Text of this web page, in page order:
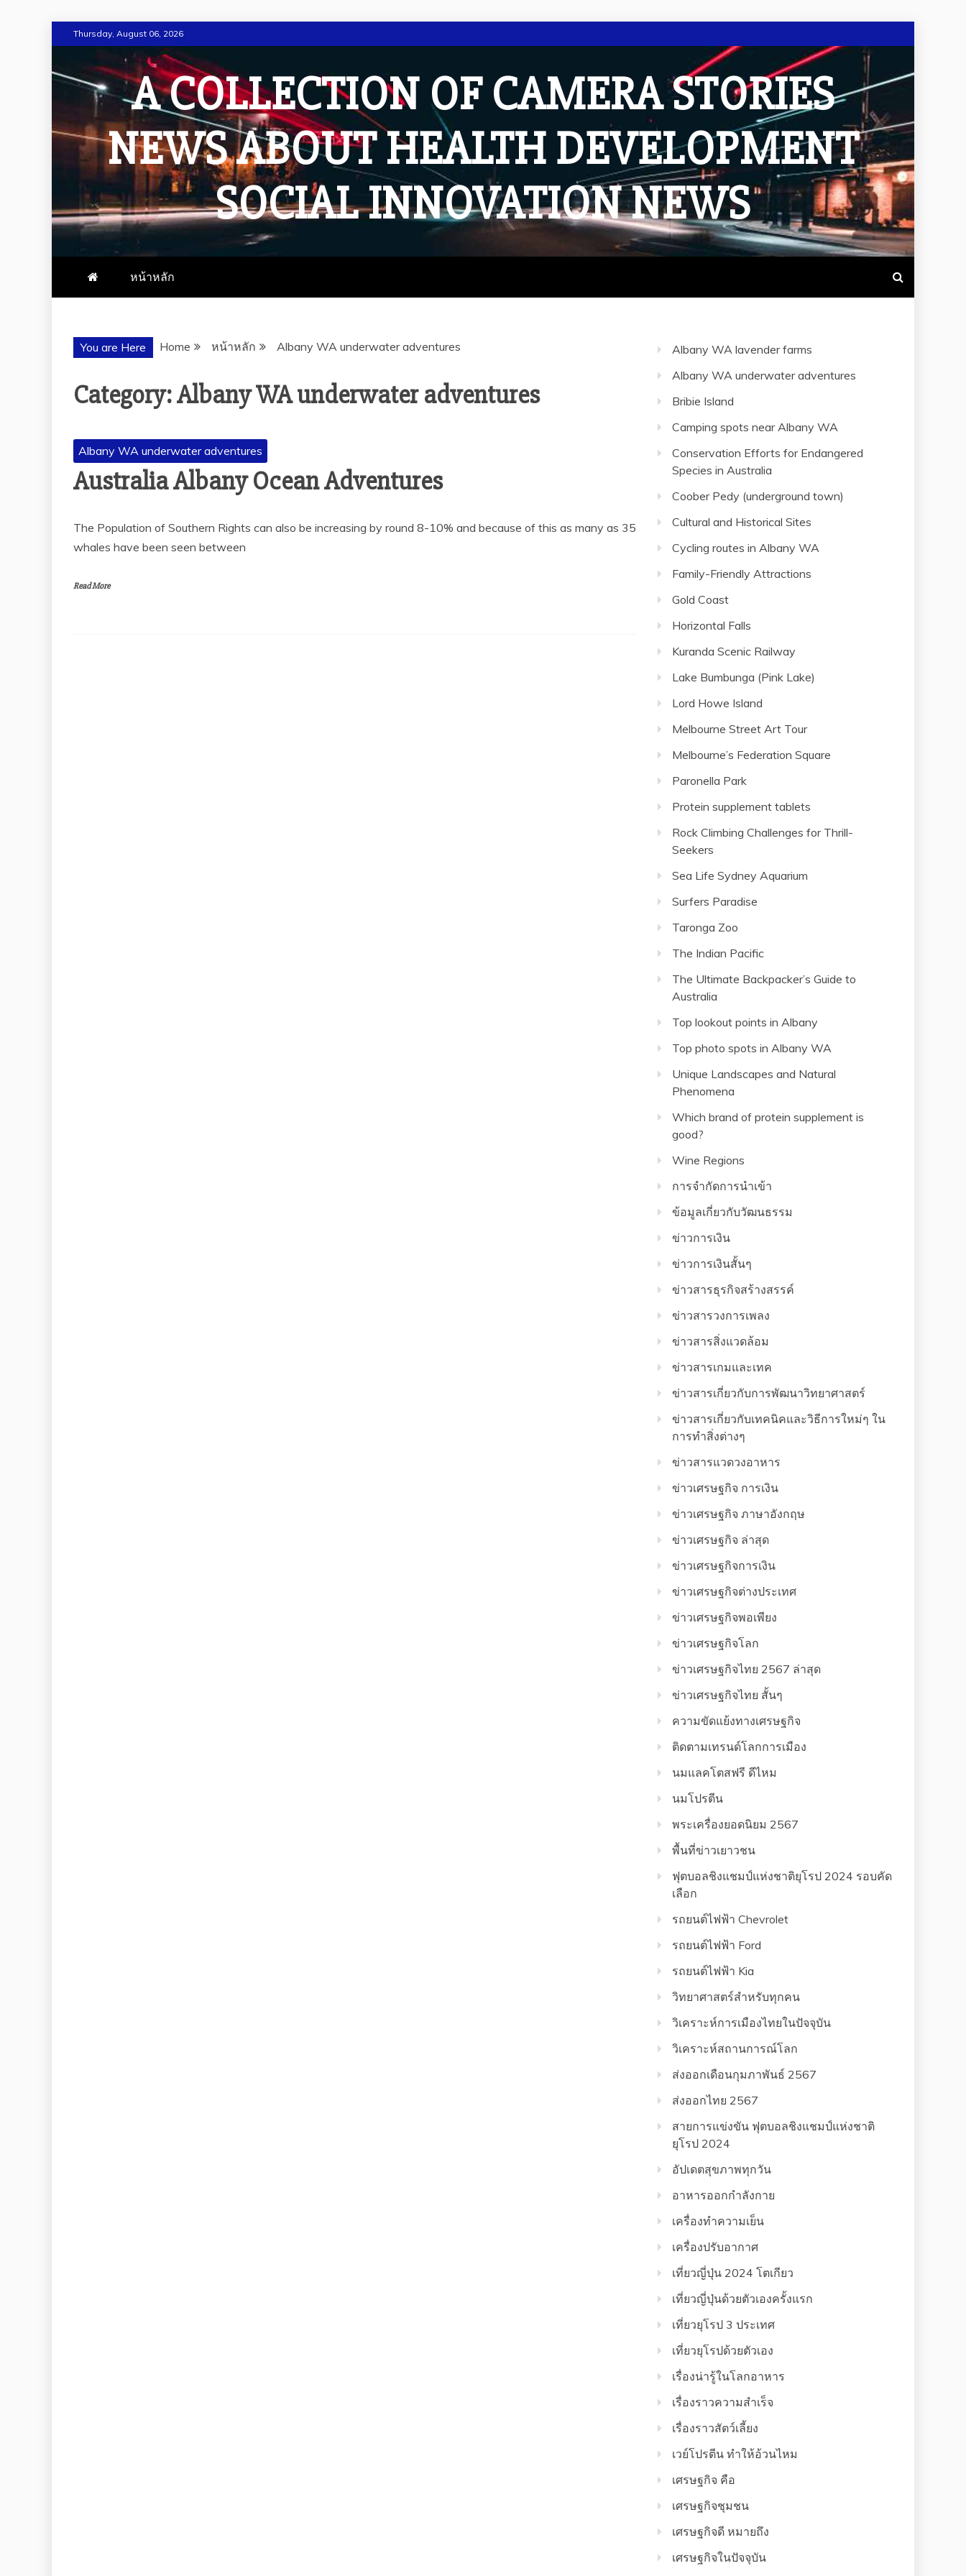
to
content
Thursday, August 06, 2026
A COLLECTION OF CAMERA STORIES
NEWS ABOUT HEALTH DEVELOPMENT
SOCIAL INNOVATION NEWS
หน้าหลัก
You are Here Home หน้าหลัก Albany WA underwater adventures
Category:Albany WA underwater adventures
Albany WA underwater adventures
Australia Albany Ocean Adventures
The Population of Southern Rights can also be increasing by round 8-10% and because of this as many as 35
whales have been seen between
Read More
Albany WA lavender farms
Albany WA underwater adventures
Bribie Island
Camping spots near Albany WA
Conservation Efforts for Endangered
Species in Australia
Coober Pedy (underground town)
Cultural and Historical Sites
Cycling routes in Albany WA
Family-Friendly Attractions
Gold Coast
Horizontal Falls
Kuranda Scenic Railway
Lake Bumbunga (Pink Lake)
Lord Howe Island
Melbourne Street Art Tour
Melbourne’s Federation Square
Paronella Park
Protein supplement tablets
Rock Climbing Challenges for Thrill-
Seekers
Sea Life Sydney Aquarium
Surfers Paradise
Taronga Zoo
The Indian Pacific
The Ultimate Backpacker’s Guide to
Australia
Top lookout points in Albany
Top photo spots in Albany WA
Unique Landscapes and Natural
Phenomena
Which brand of protein supplement is
good?
Wine Regions
การจำกัดการนำเข้า
ข้อมูลเกี่ยวกับวัฒนธรรม
ข่าวการเงิน
ข่าวการเงินสั้นๆ
ข่าวสารธุรกิจสร้างสรรค์
ข่าวสารวงการเพลง
ข่าวสารสิ่งแวดล้อม
ข่าวสารเกมและเทค
ข่าวสารเกี่ยวกับการพัฒนาวิทยาศาสตร์
ข่าวสารเกี่ยวกับเทคนิคและวิธีการใหม่ๆ ใน
การทำสิ่งต่างๆ
ข่าวสารแวดวงอาหาร
ข่าวเศรษฐกิจ การเงิน
ข่าวเศรษฐกิจ ภาษาอังกฤษ
ข่าวเศรษฐกิจ ล่าสุด
ข่าวเศรษฐกิจการเงิน
ข่าวเศรษฐกิจต่างประเทศ
ข่าวเศรษฐกิจพอเพียง
ข่าวเศรษฐกิจโลก
ข่าวเศรษฐกิจไทย 2567 ล่าสุด
ข่าวเศรษฐกิจไทย สั้นๆ
ความขัดแย้งทางเศรษฐกิจ
ติดตามเทรนด์โลกการเมือง
นมแลคโตสฟรี ดีไหม
นมโปรตีน
พระเครื่องยอดนิยม 2567
พื้นที่ข่าวเยาวชน
ฟุตบอลชิงแชมป์แห่งชาติยุโรป 2024 รอบคัด
เลือก
รถยนต์ไฟฟ้า Chevrolet
รถยนต์ไฟฟ้า Ford
รถยนต์ไฟฟ้า Kia
วิทยาศาสตร์สำหรับทุกคน
วิเคราะห์การเมืองไทยในปัจจุบัน
วิเคราะห์สถานการณ์โลก
ส่งออกเดือนกุมภาพันธ์ 2567
ส่งออกไทย 2567
สายการแข่งขัน ฟุตบอลชิงแชมป์แห่งชาติ
ยุโรป 2024
อัปเดตสุขภาพทุกวัน
อาหารออกกําลังกาย
เครื่องทำความเย็น
เครื่องปรับอากาศ
เที่ยวญี่ปุ่น 2024 โตเกียว
เที่ยวญี่ปุ่นด้วยตัวเองครั้งแรก
เที่ยวยุโรป 3 ประเทศ
เที่ยวยุโรปด้วยตัวเอง
เรื่องน่ารู้ในโลกอาหาร
เรื่องราวความสำเร็จ
เรื่องราวสัตว์เลี้ยง
เวย์โปรตีน ทำให้อ้วนไหม
เศรษฐกิจ คือ
เศรษฐกิจชุมชน
เศรษฐกิจดี หมายถึง
เศรษฐกิจในปัจจุบัน